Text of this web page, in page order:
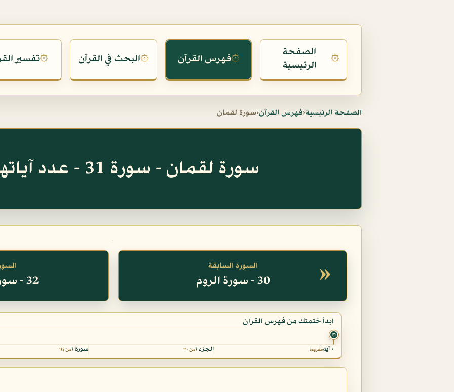
۞
الصفحة
الرئيسية
۞فهرس القرآن ۞البحث في القرآن ۞تفسير
الصفحة الرئيسية‹فهرس القرآن‹سورة لقمان
سورة لقمان - سورة 31 - عدد آياتها 34
» السورة السابقة
30 - سورة الروم 32 - سورة السجدة
ابدأ ختمتك من فهرس القرآن
۞
٠ آية مقروءة الجزء ١ من ٣٠ سورة ١ من ١١٤